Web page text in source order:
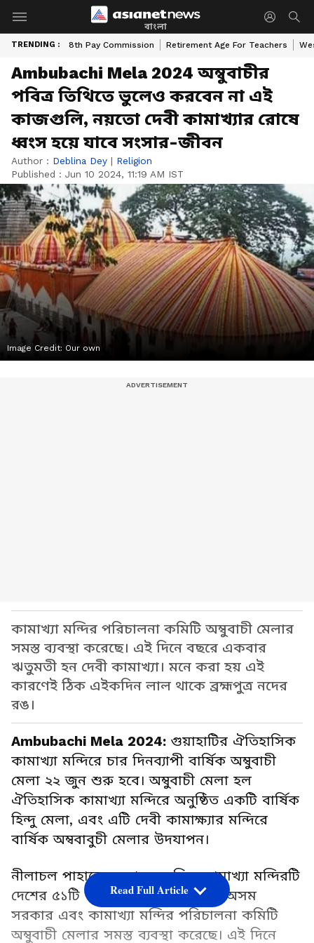
বাংলা
TRENDING : 8th Pay Commission Retirement Age For Teachers
Ambubachi Mela 2024 অম্বুবাচীর
পবিত্র তিথিতে ভুলেও করবেন না এই
কাজগুলি, নয়তো দেবী কামাখ্যার রোষে
ধ্বংস হয়ে যাবে সংসার-জীবন
Author : Deblina Dey | Religion
Published : Jun 10 2024, 11:19 AM IST
Image Credit: Our own
কামাখ্যা মন্দির পরিচালনা কমিটি অম্বুবাচী মেলার
সমস্ত ব্যবস্থা করেছে। এই দিনে বছরে একবার
ঋতুমতী হন দেবী কামাখ্যা। মনে করা হয় এই
কারণেই ঠিক এইকদিন লাল থাকে ব্রহ্মপুত্র নদের
রঙ।
Ambubachi Mela 2024: গুয়াহাটির ঐতিহাসিক
কামাখ্যা মন্দিরে চার দিনব্যাপী বার্ষিক অম্বুবাচী
মেলা ২২ জুন শুরু হবে। অম্বুবাচী মেলা হল
ঐতিহাসিক কামাখ্যা মন্দিরে অনুষ্ঠিত একটি বার্ষিক
হিন্দু মেলা, এবং এটি দেবী কামাক্ষ্যার মন্দিরে
বার্ষিক অম্ববাবুচী মেলার উদযাপন।
নীলাচল পাহাড়ের চূড়ায় অবস্থিত কামাখ্যা মন্দিরটি
দেশের ৫১টি শক্তিপীঠের মধ্যে একটি। অসম
সরকার এবং কামাখ্যা মন্দির পরিচালনা কমিটি
অম্বুবাচী মেলার সমস্ত ব্যবস্থা করেছে। এই দিনে
Read Full Article